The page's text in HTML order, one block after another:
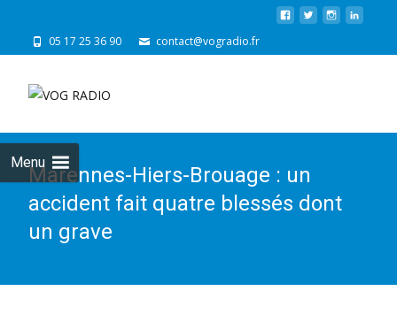
05 17 25 36 90 contact@vogradio.fr
Menu
Marennes-Hiers-Brouage : un
accident fait quatre blessés dont
un grave